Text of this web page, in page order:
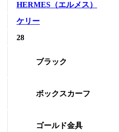
HERMES （エルメス）
ケリー
28
ブラック
ボックスカーフ
ゴールド金具